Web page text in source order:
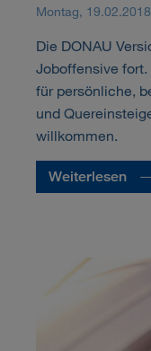
Montag, 19.02.2018
Die DONAU
Joboffensive
für persönliche,
und
willkommen.
Weiterlesen